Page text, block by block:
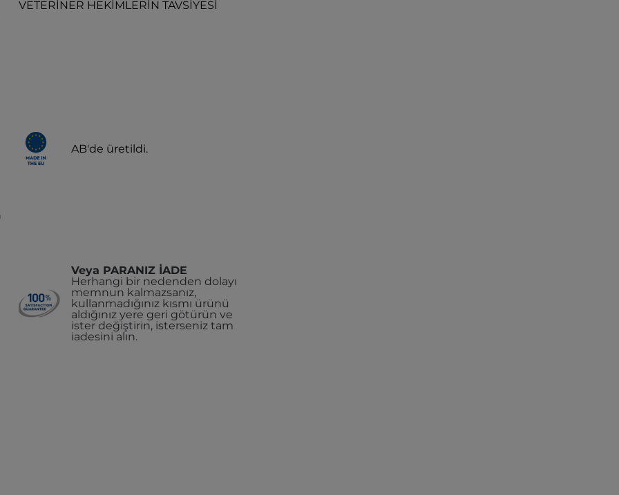
VETERİNER HEKİMLERİN TAVSİYESİ
AB'de üretildi.
Veya PARANIZ İADE
Herhangi bir nedenden dolayı
memnun kalmazsanız,
kullanmadığınız kısmı ürünü
aldığınız yere geri götürün ve
ister değiştirin, isterseniz tam
iadesini alın.